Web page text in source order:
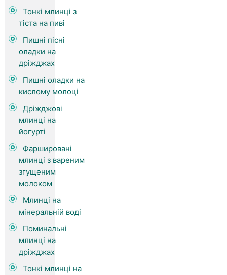
Тонкі млинці з
тіста на пиві
Пишні пісні
оладки на
дріжджах
Пишні оладки на
кислому молоці
Дріжджові
млинці на
йогурті
Фаршировані
млинці з вареним
згущеним
молоком
Млинці на
мінеральній воді
Поминальні
млинці на
дріжджах
Тонкі млинці на